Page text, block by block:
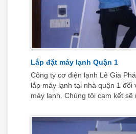
Lắp đặt máy lạnh Quận 1
Công ty cơ điện lạnh Lê Gia
lắp máy lạnh tại nhà quận 1 đối
máy lạnh. Chúng tôi cam kết sẽ
chóng nhất và tiết kiệm đến
phí phát sinh nếu có để khách